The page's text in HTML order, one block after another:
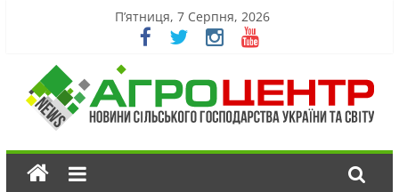
П’ятниця, 7 Серпня, 2026